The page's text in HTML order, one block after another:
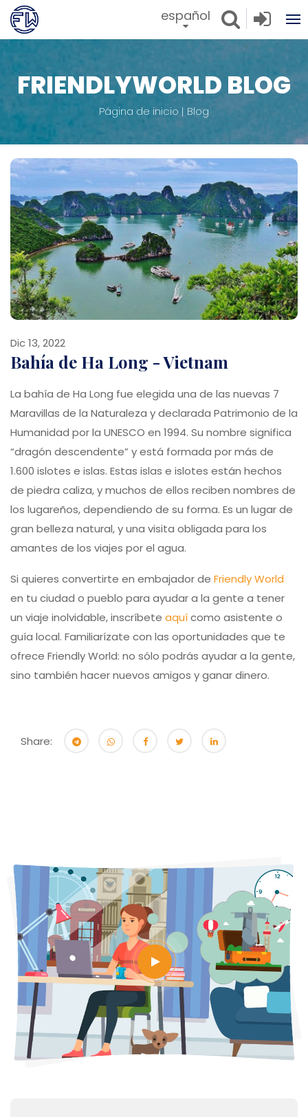
español
FRIENDLYWORLD BLOG
Página de inicio Blog
Dic 13, 2022
Bahía de Ha Long - Vietnam
La bahía de Ha Long fue elegida una de las nuevas 7
Maravillas de la Naturaleza y declarada Patrimonio de la
Humanidad por la UNESCO en 1994. Su nombre significa
“dragón descendente” y está formada por más de
1.600 islotes e islas. Estas islas e islotes están hechos
de piedra caliza, y muchos de ellos reciben nombres de
los lugareños, dependiendo de su forma. Es un lugar de
gran belleza natural, y una visita obligada para los
amantes de los viajes por el agua.
Si quieres convertirte en embajador de Friendly World
en tu ciudad o pueblo para ayudar a la gente a tener
un viaje inolvidable, inscríbete aquícomo asistente o
guía local. Familiarízate con las oportunidades que te
ofrece Friendly World: no sólo podrás ayudar a la gente,
sino también hacer nuevos amigos y ganar dinero.
Share: